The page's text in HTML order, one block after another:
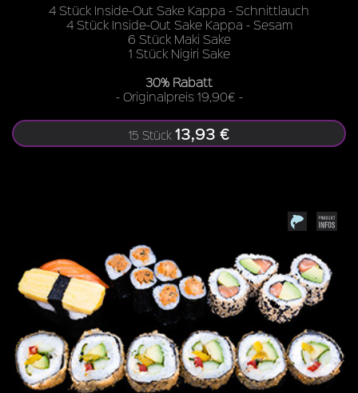
4 Stück Inside-Out Sake Kappa - Schnittlauch
4 Stück Inside-Out Sake Kappa - Sesam
6 Stück Maki Sake
1 Stück Nigiri Sake
30% Rabatt
- Originalpreis 19,90€ -
15 Stück 13,93 €